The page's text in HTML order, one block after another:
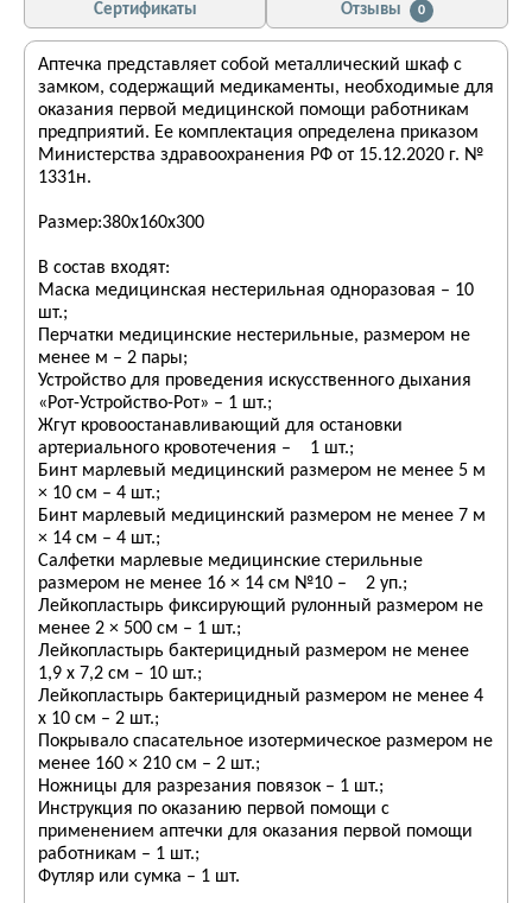
Сертификаты
Отзывы 0
Аптечка представляет собой металлический шкаф с
замком, содержащий медикаменты, необходимые для
оказания первой медицинской помощи работникам
предприятий. Ее комплектация определена приказом
Министерства здравоохранения РФ от 15.12.2020 г. №
1331н.
Размер:380х160х300
В состав входят:
Маска медицинская нестерильная одноразовая – 10
шт.;
Перчатки медицинские нестерильные, размером не
менее м – 2 пары;
Устройство для проведения искусственного дыхания
«Рот-Устройство-Рот» – 1 шт.;
Жгут кровоостанавливающий для остановки
артериального кровотечения – 1 шт.;
Бинт марлевый медицинский размером не менее 5 м
× 10 см – 4 шт.;
Бинт марлевый медицинский размером не менее 7 м
× 14 см – 4 шт.;
Салфетки марлевые медицинские стерильные
размером не менее 16 × 14 см №10 – 2 уп.;
Лейкопластырь фиксирующий рулонный размером не
менее 2 × 500 см – 1 шт.;
Лейкопластырь бактерицидный размером не менее
1,9 х 7,2 см – 10 шт.;
Лейкопластырь бактерицидный размером не менее 4
х 10 см – 2 шт.;
Покрывало спасательное изотермическое размером не
менее 160 × 210 см – 2 шт.;
Ножницы для разрезания повязок – 1 шт.;
Инструкция по оказанию первой помощи с
применением аптечки для оказания первой помощи
работникам – 1 шт.;
Футляр или сумка – 1 шт.